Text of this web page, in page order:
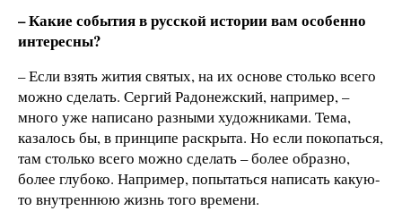
– Какие события в русской истории вам особенно
интересны?
– Если взять жития святых, на их основе столько всего
можно сделать. Сергий Радонежский, например, –
много уже написано разными художниками. Тема,
казалось бы, в принципе раскрыта. Но если покопаться,
там столько всего можно сделать – более образно,
более глубоко. Например, попытаться написать какую-
то внутреннюю жизнь того времени.